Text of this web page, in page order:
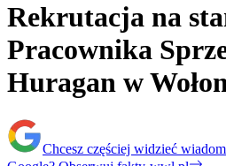
Rekrutacja na
Pracownika
Huragan w
Chcesz częściej widzieć